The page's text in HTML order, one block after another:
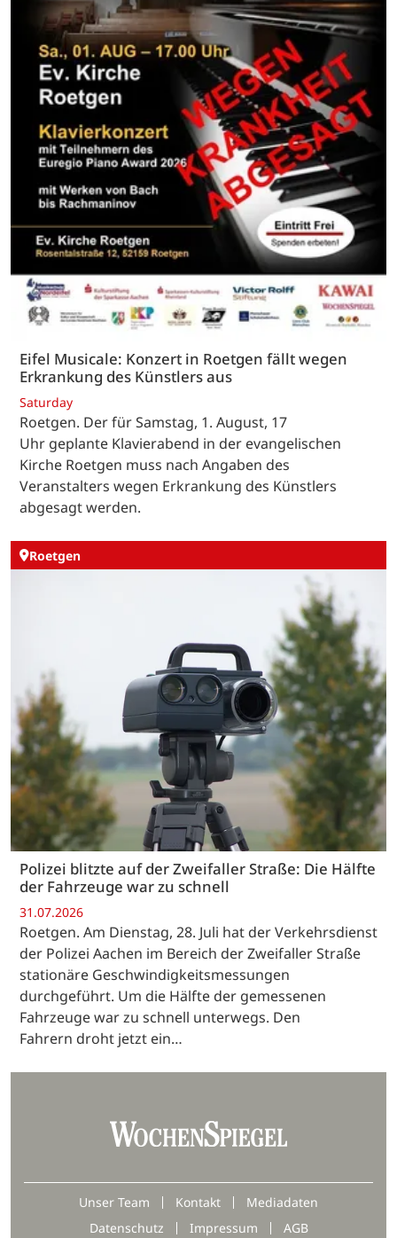
Eifel Musicale: Konzert in Roetgen fällt wegen
Erkrankung des Künstlers aus
Saturday
Roetgen. Der für Samstag, 1. August, 17
Uhr geplante Klavierabend in der evangelischen
Kirche Roetgen muss nach Angaben des
Veranstalters wegen Erkrankung des Künstlers
abgesagt werden.
Roetgen
Polizei blitzte auf der Zweifaller Straße: Die Hälfte
der Fahrzeuge war zu schnell
31.07.2026
Roetgen. Am Dienstag, 28. Juli hat der Verkehrsdienst
der Polizei Aachen im Bereich der Zweifaller Straße
stationäre Geschwindigkeitsmessungen
durchgeführt. Um die Hälfte der gemessenen
Fahrzeuge war zu schnell unterwegs. Den
Fahrern droht jetzt ein…
Unser Team Kontakt
Mediadaten
Datenschutz
Impressum AGB